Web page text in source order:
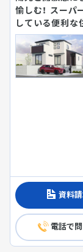
愉しむ！ スー
している便利な
資料
電話で